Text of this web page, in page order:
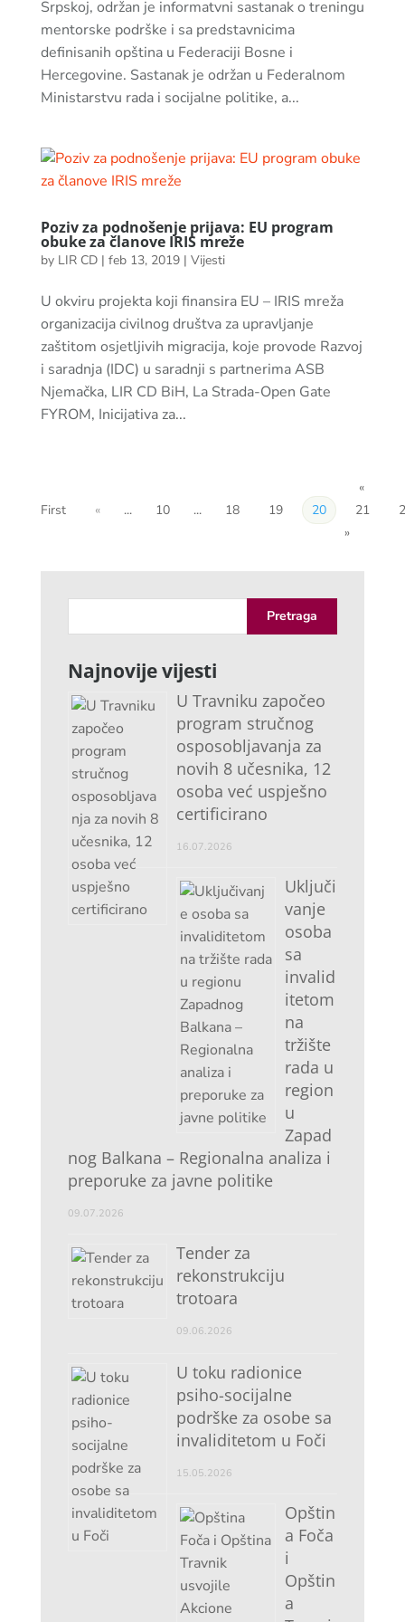
Srpskoj, održan je informatvni sastanak o treningu
mentorske podrške i sa predstavnicima
definisanih opština u Federaciji Bosne i
Hercegovine. Sastanak je održan u Federalnom
Ministarstvu rada i socijalne politike, a...
Poziv za podnošenje prijava: EU program
obuke za članove IRIS mreže
by LIR CD| feb 13, 2019| Vijesti
U okviru projekta koji finansira EU – IRIS mreža
organizacija civilnog društva za upravljanje
zaštitom osjetljivih migracija, koje provode Razvoj
i saradnja (IDC) u saradnji s partnerima ASB
Njemačka, LIR CD BiH, La Strada-Open Gate
FYROM, Inicijativa za...
«
First
« ... 10 ... 18 19 20 21
»
Najnovije vijesti
U Travniku započeo
program stručnog
osposobljavanja za
novih 8 učesnika, 12
osoba već uspješno
certificirano
16.07.2026
Uključi
vanje
osoba
sa
invalid
itetom
na
tržište
rada u
region
u
Zapad
nog Balkana – Regionalna analiza i
preporuke za javne politike
09.07.2026
Tender za
rekonstrukciju
trotoara
09.06.2026
U toku radionice
psiho-socijalne
podrške za osobe sa
invaliditetom u Foči
15.05.2026
Opštin
a Foča
i
Opštin
a